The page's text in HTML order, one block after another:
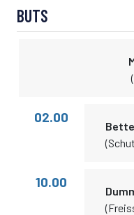
BUTS
02.00
10.00